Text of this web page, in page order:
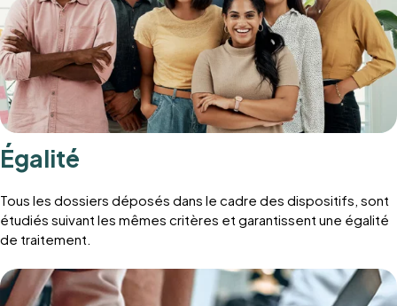
Égalité
Tous les dossiers déposés dans le cadre des dispositifs, sont
étudiés suivant les mêmes critères et garantissent une égalité
de traitement.